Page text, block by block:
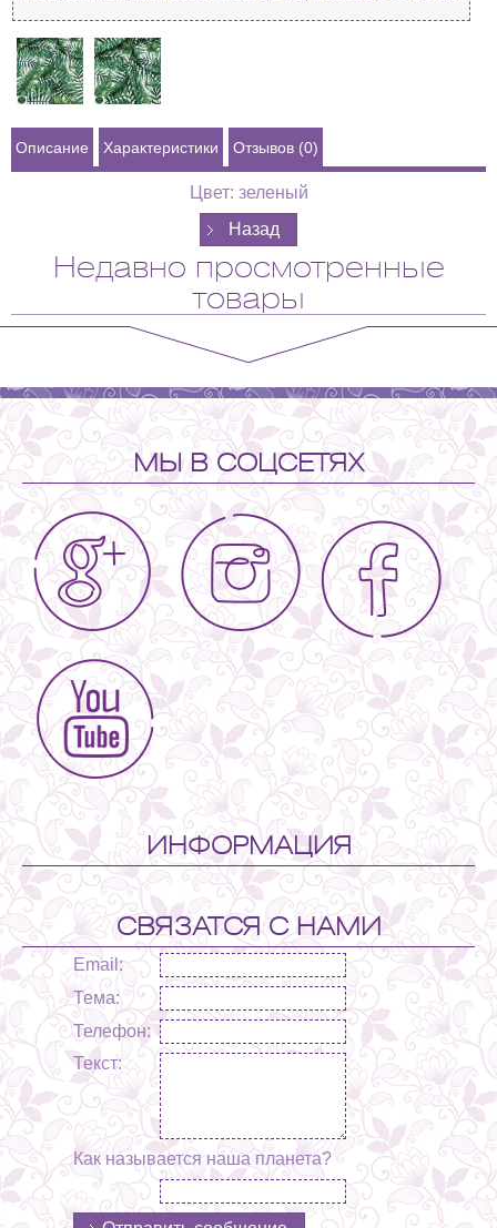
Описание Характеристики Отзывов (0)
Цвет: зеленый
Недавно просмотренные
товары
МЫ В СОЦСЕТЯХ
ИНФОРМАЦИЯ
СВЯЗАТСЯ С НАМИ
Email:
Тема:
Телефон:
Текст:
Как называется наша планета?